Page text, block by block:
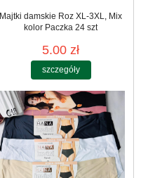
Majtki damskie Roz XL-3XL, Mix
kolor Paczka 24 szt
5.00 zł
szczegóły